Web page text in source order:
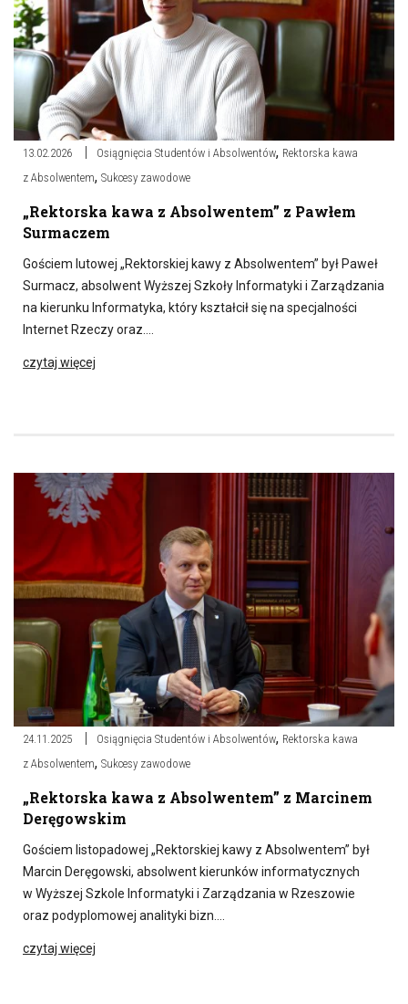
13.02.2026 Osiągnięcia Studentów i Absolwentów, Rektorska kawa
z Absolwentem, Sukcesy zawodowe
„Rektorska kawa z Absolwentem” z Pawłem
Surmaczem
Gościem lutowej „Rektorskiej kawy z Absolwentem” był Paweł
Surmacz, absolwent Wyższej Szkoły Informatyki i Zarządzania
na kierunku Informatyka, który kształcił się na specjalności
Internet Rzeczy oraz….
czytaj więcej
24.11.2025 Osiągnięcia Studentów i Absolwentów, Rektorska kawa
z Absolwentem, Sukcesy zawodowe
„Rektorska kawa z Absolwentem” z Marcinem
Deręgowskim
Gościem listopadowej „Rektorskiej kawy z Absolwentem” był
Marcin Deręgowski, absolwent kierunków informatycznych
w Wyższej Szkole Informatyki i Zarządzania w Rzeszowie
oraz podyplomowej analityki bizn….
czytaj więcej